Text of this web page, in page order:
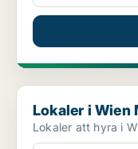
Lokaler i Wien
Lokaler i Wien
Lokaler att hyra i